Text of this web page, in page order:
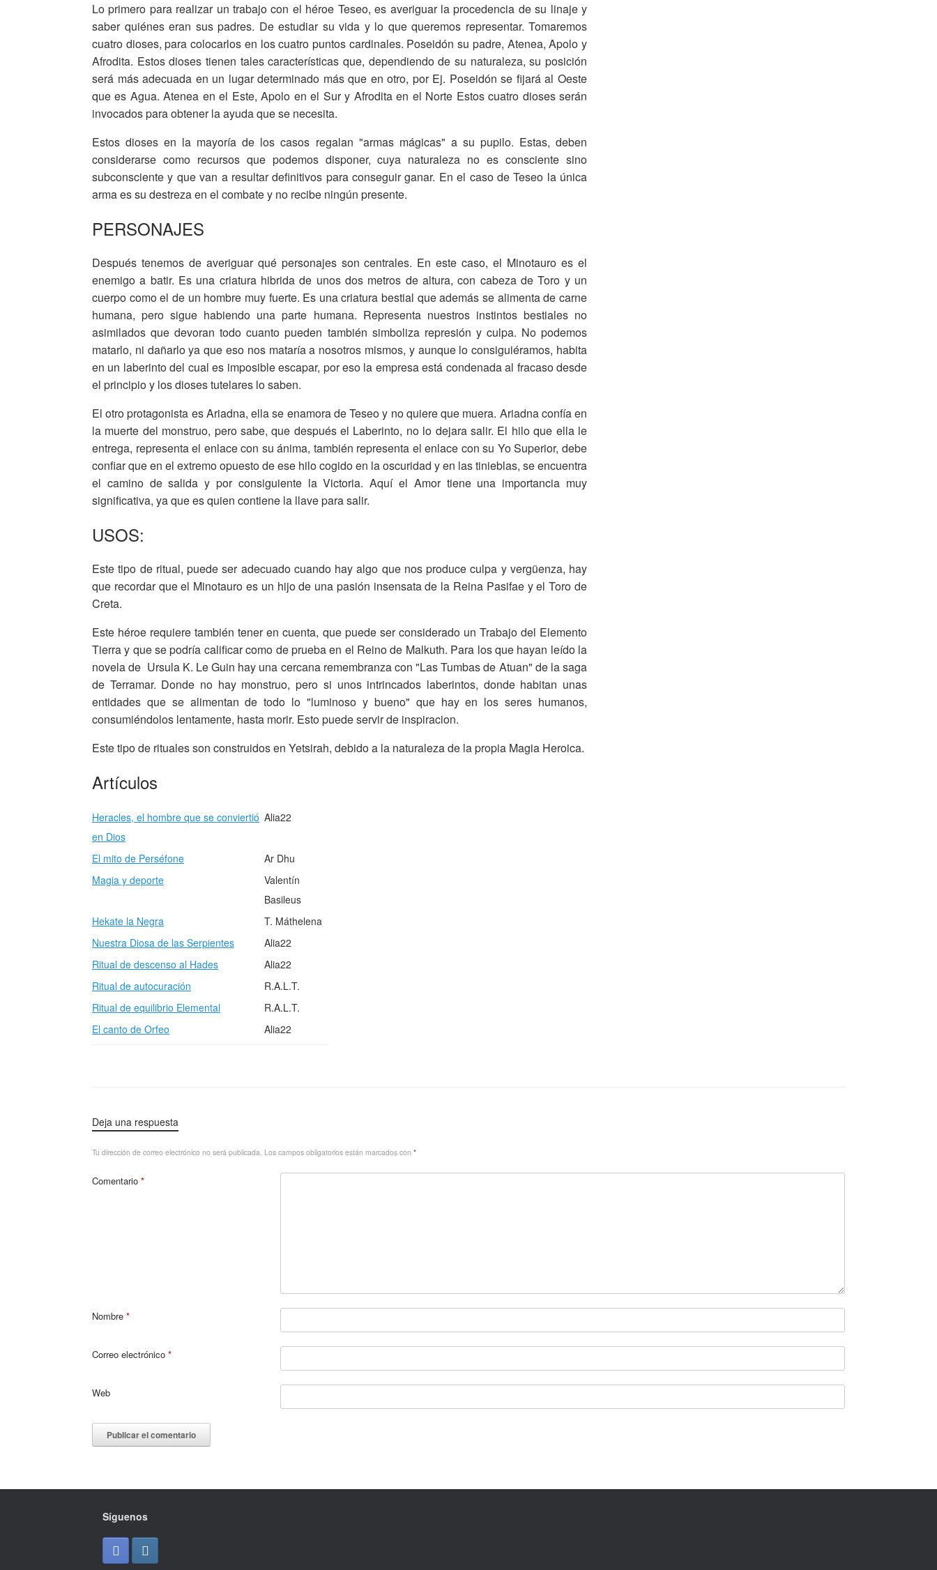
Lo primero para realizar un trabajo con el héroe Teseo, es averiguar la procedencia de su linaje y
saber quiénes eran sus padres. De estudiar su vida y lo que queremos representar. Tomaremos
cuatro dioses, para colocarlos en los cuatro puntos cardinales. Poseidón su padre, Atenea, Apolo y
Afrodita. Estos dioses tienen tales características que, dependiendo de su naturaleza, su posición
será más adecuada en un lugar determinado más que en otro, por Ej. Poseidón se fijará al Oeste
que es Agua. Atenea en el Este, Apolo en el Sur y Afrodita en el Norte Estos cuatro dioses serán
invocados para obtener la ayuda que se necesita.
Estos dioses en la mayoría de los casos regalan "armas mágicas" a su pupilo. Estas, deben
considerarse como recursos que podemos disponer, cuya naturaleza no es consciente sino
subconsciente y que van a resultar definitivos para conseguir ganar. En el caso de Teseo la única
arma es su destreza en el combate y no recibe ningún presente.
PERSONAJES
Después tenemos de averiguar qué personajes son centrales. En este caso, el Minotauro es el
enemigo a batir. Es una criatura hibrida de unos dos metros de altura, con cabeza de Toro y un
cuerpo como el de un hombre muy fuerte. Es una criatura bestial que además se alimenta de carne
humana, pero sigue habiendo una parte humana. Representa nuestros instintos bestiales no
asimilados que devoran todo cuanto pueden también simboliza represión y culpa. No podemos
matarlo, ni dañarlo ya que eso nos mataría a nosotros mismos, y aunque lo consiguiéramos, habita
en un laberinto del cual es imposible escapar, por eso la empresa está condenada al fracaso desde
el principio y los dioses tutelares lo saben.
El otro protagonista es Ariadna, ella se enamora de Teseo y no quiere que muera. Ariadna confía en
la muerte del monstruo, pero sabe, que después el Laberinto, no lo dejara salir. El hilo que ella le
entrega, representa el enlace con su ánima, también representa el enlace con su Yo Superior, debe
confiar que en el extremo opuesto de ese hilo cogido en la oscuridad y en las tinieblas, se encuentra
el camino de salida y por consiguiente la Victoria. Aquí el Amor tiene una importancia muy
significativa, ya que es quien contiene la llave para salir.
USOS:
Este tipo de ritual, puede ser adecuado cuando hay algo que nos produce culpa y vergüenza, hay
que recordar que el Minotauro es un hijo de una pasión insensata de la Reina Pasifae y el Toro de
Creta.
Este héroe requiere también tener en cuenta, que puede ser considerado un Trabajo del Elemento
Tierra y que se podría calificar como de prueba en el Reino de Malkuth. Para los que hayan leído la
novela de Ursula K. Le Guin hay una cercana remembranza con "Las Tumbas de Atuan" de la saga
de Terramar. Donde no hay monstruo, pero si unos intrincados laberintos, donde habitan unas
entidades que se alimentan de todo lo "luminoso y bueno" que hay en los seres humanos,
consumiéndolos lentamente, hasta morir. Esto puede servir de inspiracion.
Este tipo de rituales son construidos en Yetsirah, debido a la naturaleza de la propia Magia Heroica.
Artículos
Heracles, el hombre que se conviertió
en Dios
Alia22
El mito de Perséfone
Ar Dhu
Magia y deporte
Valentín
Basileus
Hekate la Negra
T. Máthelena
Nuestra Diosa de las Serpientes
Alia22
Ritual de descenso al Hades
Alia22
Ritual de autocuración
R.A.L.T.
Ritual de equilibrio Elemental
R.A.L.T.
El canto de Orfeo
Alia22
Deja una respuesta
Tu dirección de correo electrónico no será publicada. Los campos obligatorios están marcados con *
Comentario *
Nombre *
Correo electrónico *
Web
Síguenos